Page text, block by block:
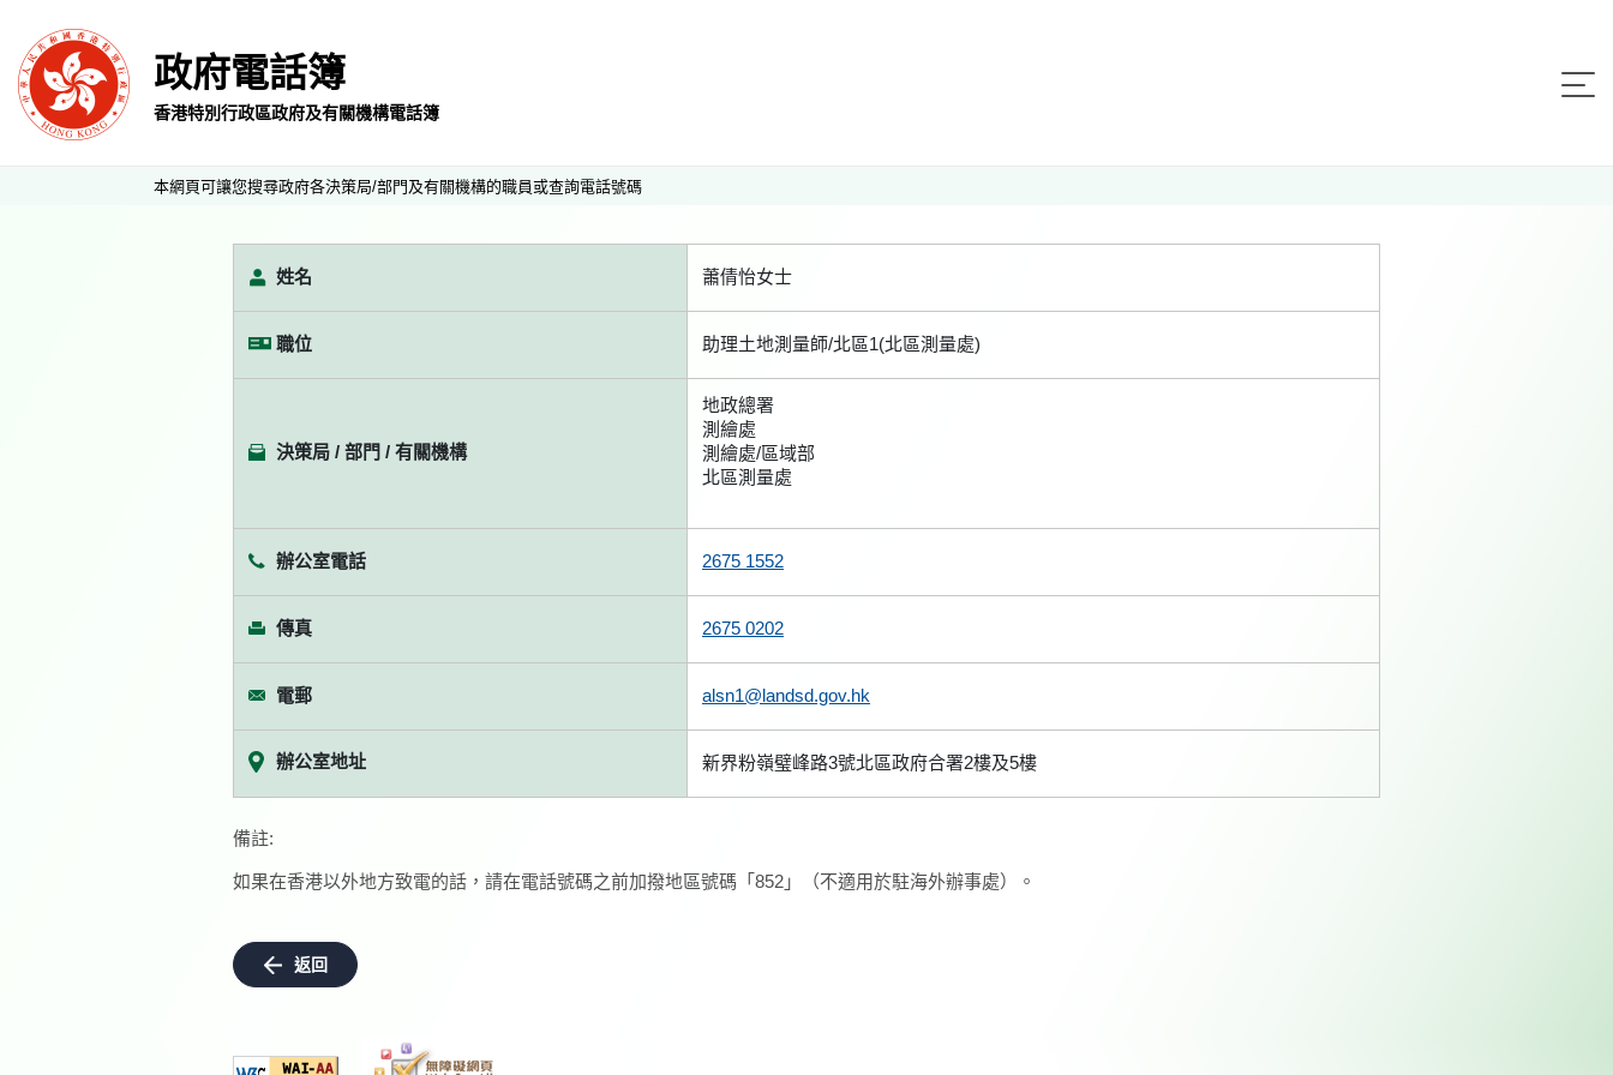
政府電話簿
香港特別行政區政府及有關機構電話簿
本網頁可讓您搜尋政府各決策局/部門及有關機構的職員或查詢電話號碼
姓名 蕭倩怡女士
職位 助理土地測量師/北區1(北區測量處)
決策局 / 部門 / 有關機構
地政總署
測繪處
測繪處/區域部
北區測量處
辦公室電話 2675 1552
傳真 2675 0202
電郵 alsn1@landsd.gov.hk
辦公室地址 新界粉嶺璧峰路3號北區政府合署2樓及5樓
備註:
如果在香港以外地方致電的話，請在電話號碼之前加撥地區號碼「852」（不適用於駐海外辦事處）。
返回